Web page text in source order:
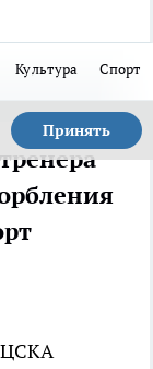
Культура Спорт
Принять
ЦСКА